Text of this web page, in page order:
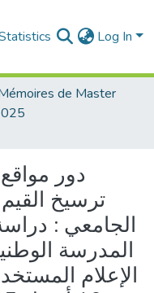
Log In
de Master
دور
ترسيخ
الجامعي :
المدرسة
الإعلام